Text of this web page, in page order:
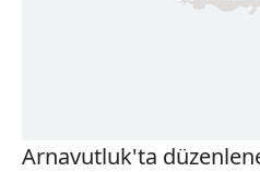
Arnavutluk'ta